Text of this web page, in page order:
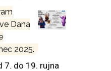
Dana
2025.
7. do 19. rujna